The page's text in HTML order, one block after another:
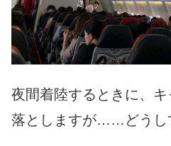
夜間着陸するときに、
落としますが……どうし